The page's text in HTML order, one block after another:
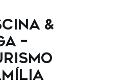
&
–